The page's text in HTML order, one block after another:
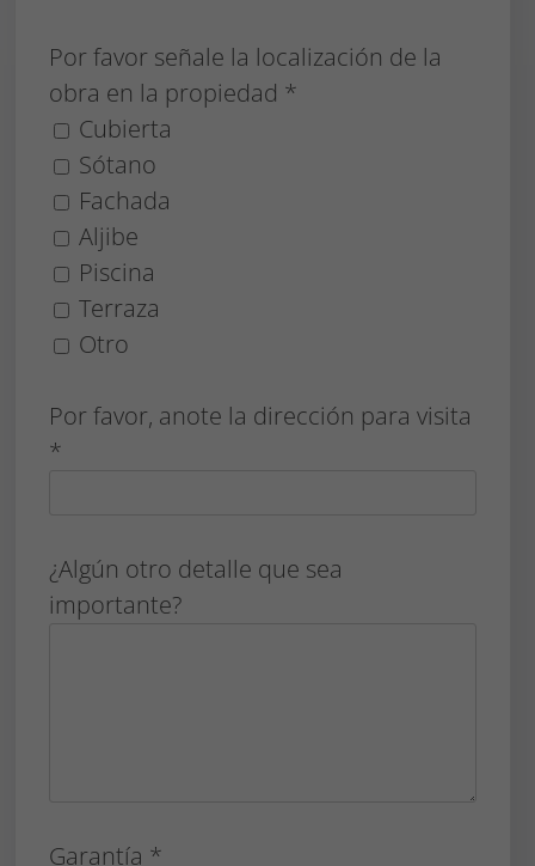
Por favor señale la localización de la
obra en la propiedad *
Cubierta
Sótano
Fachada
Aljibe
Piscina
Terraza
Otro
Por favor, anote la dirección para visita
*
¿Algún otro detalle que sea
importante?
Garantía *